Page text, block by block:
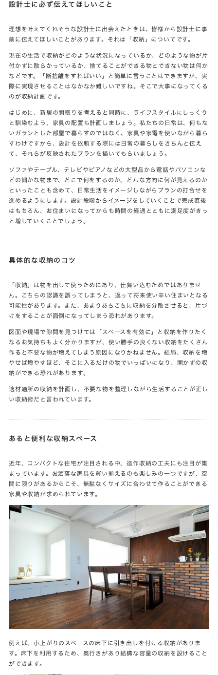
設計士に必ず伝えてほしいこと
理想を叶えてくれそうな設計士に出会えたときは、皆様から設計士に事
前に伝えてほしいことがあります。それは「収納」についてです。
現在の生活で収納がどのような状況になっているか、どのような物が片
付かずに散らかっているか、捨てることができる物とできない物は何か
などです。「断捨離をすればいい」と簡単に言うことはできますが、実
際に実現させることはなかなか難しいですね。そこで大事になってくる
のが収納計画です。
はじめに、新居の間取りを考えると同時に、ライフスタイルにしっくり
と馴染むよう、家具の配置も計画しましょう。私たちの日常は、何もな
いガランとした部屋で暮らすのではなく、家具や家電を使いながら暮ら
すわけですから、設計を依頼する際には日常の暮らしをきちんと伝え
て、それらが反映されたプランを描いてもらいましょう。
ソファやテーブル、テレビやピアノなどの大型品から電話やパソコンな
どの細かな物まで、どこで何をするのか、どんな方向に何が見えるのか
といったことも含めて、日常生活をイメージしながらプランの打合せを
進めるようにします。設計段階からイメージをしていくことで完成直後
はもちろん、お住まいになってからも時間の経過とともに満足度がきっ
と増していくことでしょう。
具体的な収納のコツ
「収納」は物を出して使うためにあり、仕舞い込むためではありませ
ん。こちらの認識を誤ってしまうと、返って将来使い辛い住まいとなる
可能性があります。また、あまりあちこちに収納を分散させると、片づ
けをすることが面倒になってしまう恐れがあります。
図面や現場で隙間を見つけては「スペースを有効に」と収納を作りたく
なるお気持ちもよく分かりますが、使い勝手の良くない収納をたくさん
作ると不要な物が増えてしまう原因になりかねません。結局、収納を増
やせば増やすほど、そこに入るだけの物でいっぱいになり、開かずの収
納ができる恐れがあります。
適材適所の収納を計画し、不要な物を整理しながら生活することが正し
い収納術だと言われています。
あると便利な収納スペース
近年、コンパクトな住宅が注目される中、造作収納の工夫にも注目が集
まっています。お洒落な家具を買い揃えるのも楽しみの一つですが、空
間に限りがあるからこそ、無駄なくサイズに合わせて作ることができる
家具や収納が求められています。
例えば、小上がりのスペースの床下に引き出しを付ける収納がありま
す。床下を利用するため、奥行きがあり結構な容量の収納を設けること
ができます。